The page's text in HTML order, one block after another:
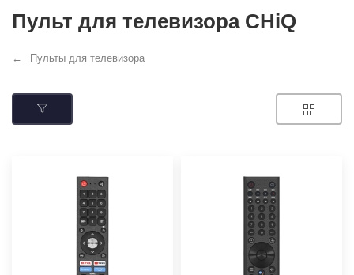
Пульт для телевизора CHiQ
Пульты для телевизора